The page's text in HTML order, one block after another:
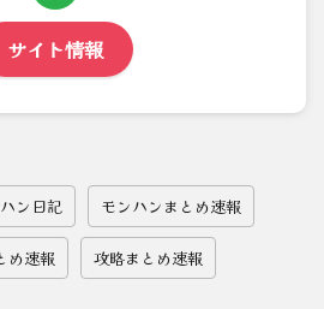
サイト情報
ン日記 モンハンまとめ速報
め速報 攻略まとめ速報